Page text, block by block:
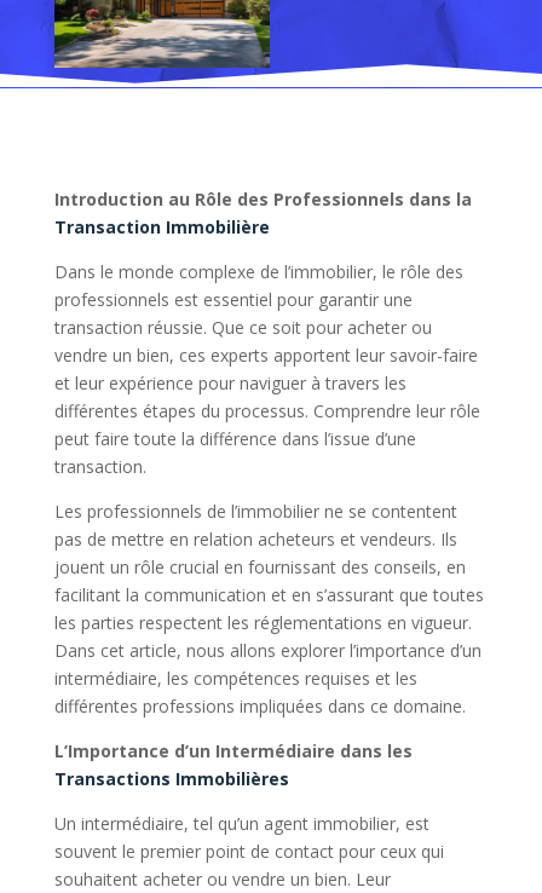
Introduction au Rôle des Professionnels dans la
Transaction Immobilière
Dans le monde complexe de l’immobilier, le rôle des
professionnels est essentiel pour garantir une
transaction réussie. Que ce soit pour acheter ou
vendre un bien, ces experts apportent leur savoir-faire
et leur expérience pour naviguer à travers les
différentes étapes du processus. Comprendre leur rôle
peut faire toute la différence dans l’issue d’une
transaction.
Les professionnels de l’immobilier ne se contentent
pas de mettre en relation acheteurs et vendeurs. Ils
jouent un rôle crucial en fournissant des conseils, en
facilitant la communication et en s’assurant que toutes
les parties respectent les réglementations en vigueur.
Dans cet article, nous allons explorer l’importance d’un
intermédiaire, les compétences requises et les
différentes professions impliquées dans ce domaine.
L’Importance d’un Intermédiaire dans les
Transactions Immobilières
Un intermédiaire, tel qu’un agent immobilier, est
souvent le premier point de contact pour ceux qui
souhaitent acheter ou vendre un bien. Leur